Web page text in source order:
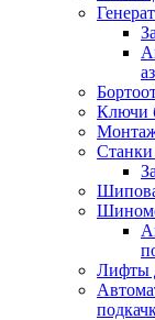
Ключи
Станки
Лифты